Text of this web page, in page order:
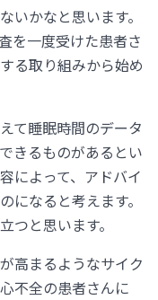
いかなと思います。
を一度受けた患者さ
る取り組みから始め
て睡眠時間のデータ
きるものがあるとい
によって、アドバイ
になると考えます。
つと思います。
高まるようなサイク
不全の患者さんに